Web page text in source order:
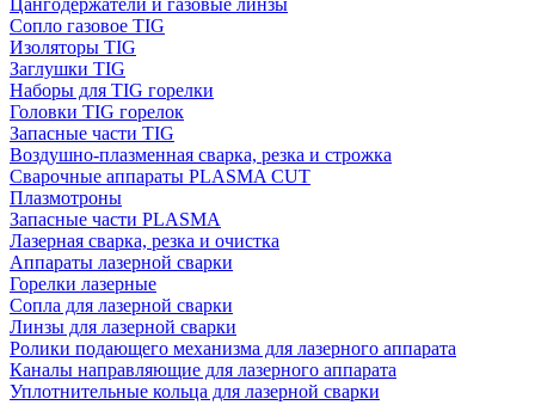
Цангодержатели и газовые линзы
Сопло газовое TIG
Изоляторы TIG
Заглушки TIG
Наборы для TIG горелки
Головки TIG горелок
Запасные части TIG
Воздушно-плазменная сварка, резка и строжка
Сварочные аппараты PLASMA CUT
Плазмотроны
Запасные части PLASMA
Лазерная сварка, резка и очистка
Аппараты лазерной сварки
Горелки лазерные
Сопла для лазерной сварки
Линзы для лазерной сварки
Ролики подающего механизма для лазерного аппарата
Каналы направляющие для лазерного аппарата
Уплотнительные кольца для лазерной сварки